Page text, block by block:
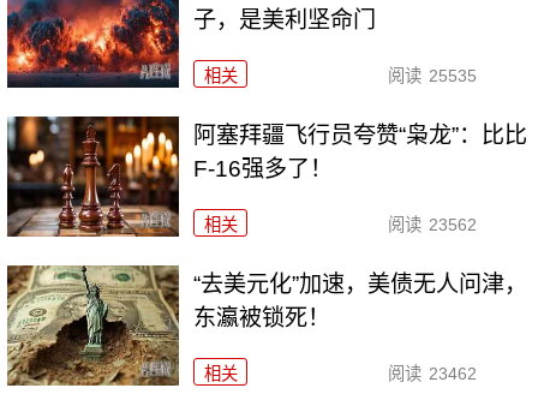
子，是美利坚命门
相关 阅读 25535
阿塞拜疆飞行员夸赞“枭龙”：比比
F-16强多了！
相关 阅读 23562
“去美元化”加速，美债无人问津，
东瀛被锁死！
相关 阅读 23462